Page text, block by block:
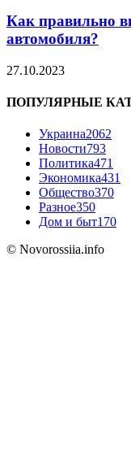
Как правильно
автомобиля?
27.10.2023
ПОПУЛЯРНЫЕ
Украина2062
Новости793
Политика471
Экономика431
Общество370
Разное350
Дом и быт170
© Novorossiia.info